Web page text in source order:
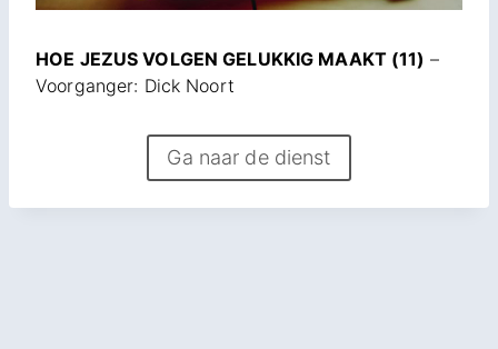
HOE JEZUS VOLGEN GELUKKIG MAAKT (11) –
Voorganger: Dick Noort
Ga naar de dienst